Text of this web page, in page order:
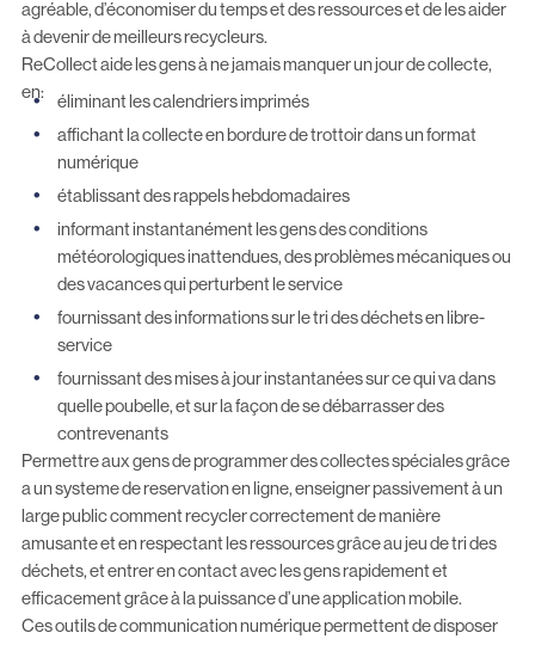
agréable, d’économiser du temps et des ressources et de les aider
à devenir de meilleurs recycleurs.
ReCollect aide les gens à ne jamais manquer un jour de collecte,
en:
éliminant les calendriers imprimés
affichant la collecte en bordure de trottoir dans un format
numérique
établissant des rappels hebdomadaires
informant instantanément les gens des conditions
météorologiques inattendues, des problèmes mécaniques ou
des vacances qui perturbent le service
fournissant des informations sur le tri des déchets en libre-
service
fournissant des mises à jour instantanées sur ce qui va dans
quelle poubelle, et sur la façon de se débarrasser des
contrevenants
Permettre aux gens de programmer des collectes spéciales grâce
a un systeme de reservation en ligne, enseigner passivement à un
large public comment recycler correctement de manière
amusante et en respectant les ressources grâce au jeu de tri des
déchets, et entrer en contact avec les gens rapidement et
efficacement grâce à la puissance d’une application mobile.
Ces outils de communication numérique permettent de disposer